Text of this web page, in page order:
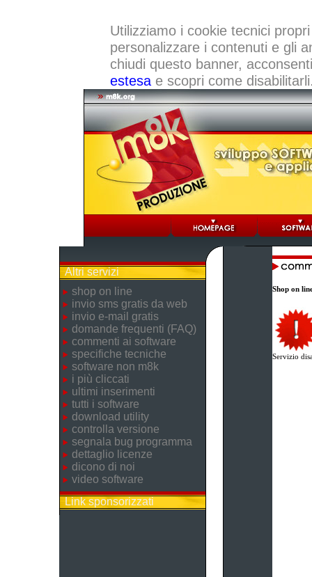
Utilizziamo i cookie tecnici
personalizzare i contenuti e gli
chiudi questo banner,
estesae scopri come
Altri servizi
shop on line
invio sms gratis da web
invio e-mail gratis
domande frequenti (FAQ)
commenti ai software
specifiche tecniche
software non m8k
i più cliccati
ultimi inserimenti
tutti i software
download utility
controlla versione
segnala bug programma
dettaglio licenze
dicono di noi
video software
Link sponsorizzati
Shop on
Servizio